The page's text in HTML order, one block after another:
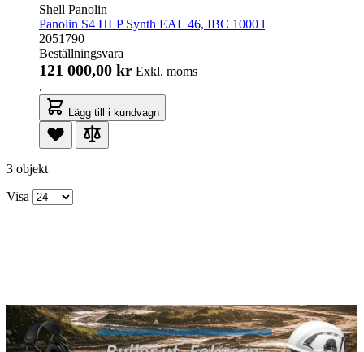
Shell Panolin
Panolin S4 HLP Synth EAL 46, IBC 1000 l
2051790
Beställningsvara
121 000,00 kr Exkl. moms
.
Lägg till i kundvagn
3 objekt
Visa